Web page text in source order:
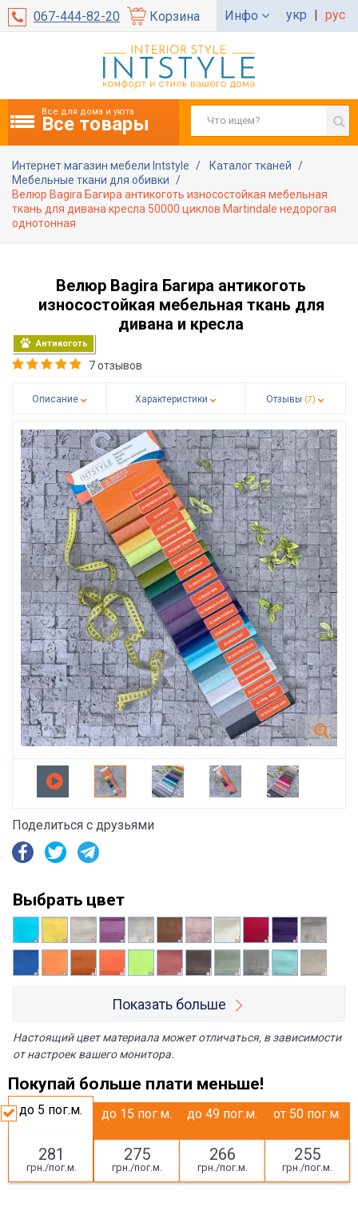
067-444-82-20 Корзина Инфо укр | рус
Все для дома и уюта
Все товары
Интернет магазин мебели Intstyle
Каталог тканей
Мебельные ткани для обивки
Велюр Bagira Багира антикоготь износостойкая мебельная
ткань для дивана кресла 50000 циклов Martindale недорогая
однотонная
Велюр Bagira Багира антикоготь
износостойкая мебельная ткань для
дивана и кресла
Антикоготь
7 отзывов
Описание Характеристики Отзывы (7)
Поделиться с друзьями
Выбрать цвет
Показать больше
Настоящий цвет материала может отличаться, в зависимости
от настроек вашего монитора.
Покупай больше плати меньше!
до 5 пог.м.
281
грн./пог.м.
до 15 пог.м.
275
грн./пог.м.
до 49 пог.м.
266
грн./пог.м.
от 50 пог.м.
255
грн./пог.м.